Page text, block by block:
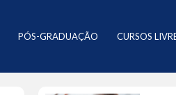
PÓS-GRADUAÇÃO CURSOS